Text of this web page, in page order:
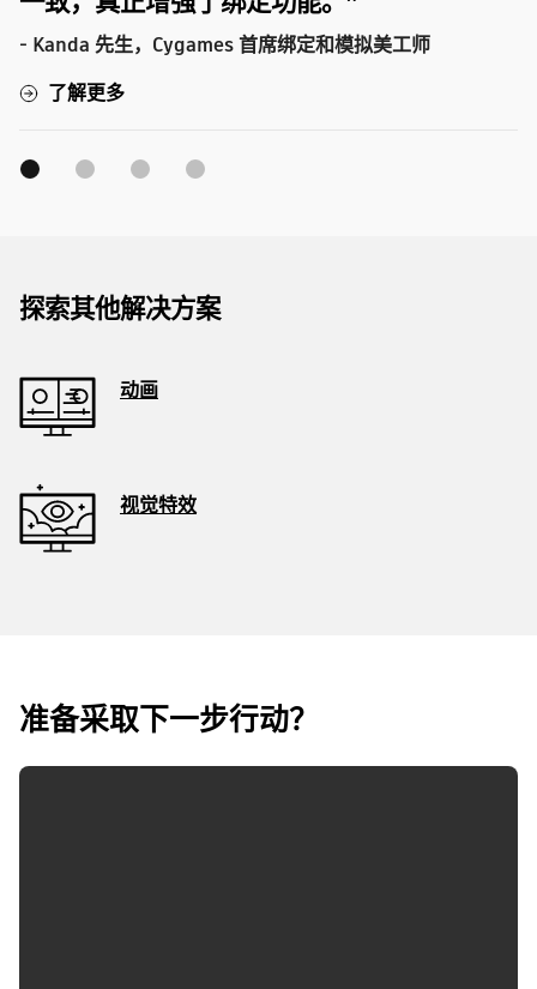
- Kanda 先生，Cygames 首席绑定和模拟美工师
了解更多
探索其他解决方案
动画
视觉特效
准备采取下一步行动？